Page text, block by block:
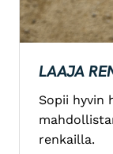
LAAJA
Sopii hyvin
renkailla.